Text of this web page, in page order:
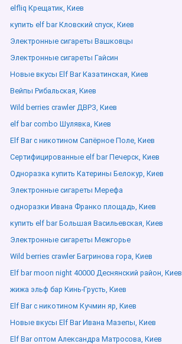
elfliq Крещатик, Киев
купить elf bar Кловский спуск, Киев
Электронные сигареты Вашковцы
Электронные сигареты Гайсин
Новые вкусы Elf Bar Казатинская, Киев
Вейпы Рибальская, Киев
Wild berries crawler ДВРЗ, Киев
elf bar combo Шулявка, Киев
Elf Bar с никотином Сапёрное Поле, Киев
Сертифицированные elf bar Печерск, Киев
Одноразка купить Катерины Белокур, Киев
Электронные сигареты Мерефа
одноразки Ивана Франко площадь, Киев
купить elf bar Большая Васильевская, Киев
Электронные сигареты Межгорье
Wild berries crawler Багринова гора, Киев
Elf bar moon night 40000 Деснянский район, Киев
жижа эльф бар Кинь-Грусть, Киев
Elf Bar с никотином Кучмин яр, Киев
Новые вкусы Elf Bar Ивана Мазепы, Киев
Elf Bar оптом Александра Матросова, Киев